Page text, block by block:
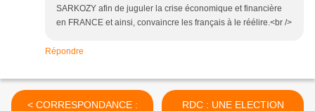
SARKOZY afin de juguler la crise économique et financière
en FRANCE et ainsi, convaincre les français à le réélire.<br />
Répondre
< CORRESPONDANCE :
RDC : UNE ELECTION